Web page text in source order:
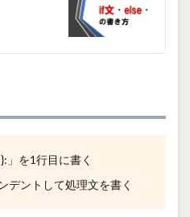
」を1行目に書く
デントして処理文を書く